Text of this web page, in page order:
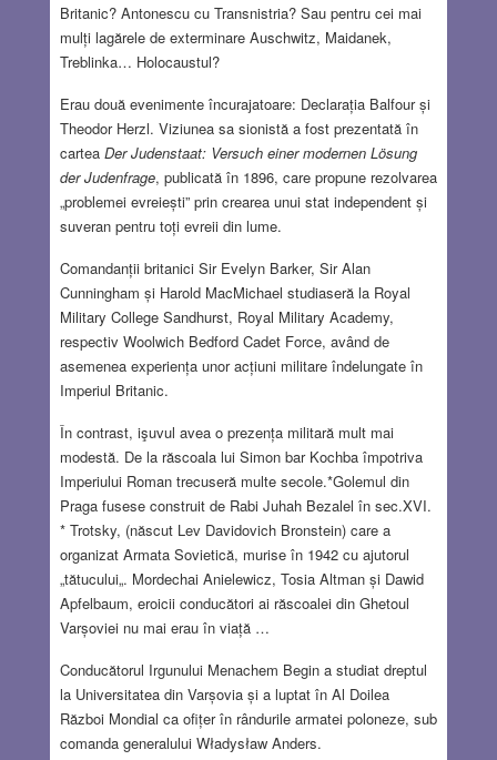
Britanic? Antonescu cu Transnistria? Sau pentru cei mai
mulți lagărele de exterminare Auschwitz, Maidanek,
Treblinka… Holocaustul?
Erau două evenimente încurajatoare: Declarația Balfour și
Theodor Herzl. Viziunea sa sionistă a fost prezentată în
cartea Der Judenstaat: Versuch einer modernen Lösung
der Judenfrage, publicată în 1896, care propune rezolvarea
„problemei evreiești” prin crearea unui stat independent și
suveran pentru toți evreii din lume.
Comandanții britanici Sir Evelyn Barker, Sir Alan
Cunningham și Harold MacMichael studiaseră la Royal
Military College Sandhurst, Royal Military Academy,
respectiv Woolwich Bedford Cadet Force, având de
asemenea experiența unor acțiuni militare îndelungate în
Imperiul Britanic.
În contrast, işuvul avea o prezența militară mult mai
modestă. De la răscoala lui Simon bar Kochba împotriva
Imperiului Roman trecuseră multe secole.*Golemul din
Praga fusese construit de Rabi Juhah Bezalel în sec.XVI.
* Trotsky, (născut Lev Davidovich Bronstein) care a
organizat Armata Sovietică, murise în 1942 cu ajutorul
„tătucului„. Mordechai Anielewicz, Tosia Altman și Dawid
Apfelbaum, eroicii conducători ai răscoalei din Ghetoul
Varșoviei nu mai erau în viață …
Conducătorul Irgunului Menachem Begin a studiat dreptul
la Universitatea din Varșovia și a luptat în Al Doilea
Război Mondial ca ofițer în rândurile armatei poloneze, sub
comanda generalului Władysław Anders.